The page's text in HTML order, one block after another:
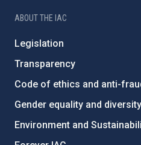
ABOUT THE IAC
Legislation
Transparency
Code of ethics and anti-
Gender equality and diversity
Environment and